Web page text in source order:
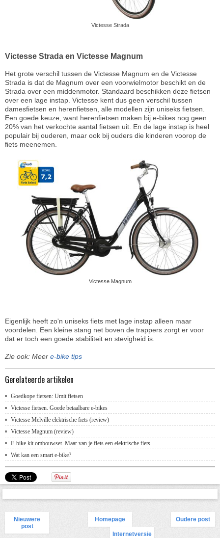
Victesse Strada
Victesse Strada en Victesse Magnum
Het grote verschil tussen de Victesse Magnum en de Victesse
Strada is dat de Magnum over een voorwielmotor beschikt en de
Strada over een middenmotor. Standaard beschikken deze fietsen
over een lage instap. Victesse kent dus geen verschil tussen
damesfietsen en herenfietsen, alle modellen zijn uniseks fietsen.
Een goede keuze, want herenfietsen maken bij e-bikes nog geen
20% van het verkochte aantal fietsen uit. En de lage instap is heel
populair bij ouderen, maar ook bij ouders die kinderen voorop de
fiets meenemen.
Victesse Magnum
Eigenlijk heeft zo'n uniseks fiets met lage instap alleen maar
voordelen. Een kleine stang net boven de trappers zorgt er voor
dat er toch een goede stabiliteit en stevigheid is.
Zie ook: Meer e-bike tips
Gerelateerde artikelen
Goedkope fietsen: Umit fietsen
Victesse fietsen. Goede betaalbare e-bikes
Victesse Melville elektrische fiets (review)
Victesse Magnum (review)
E-bike kit ombouwset. Maar van je fiets een elektrische fiets
Wat kan een smart e-bike?
Nieuwere
post
Oudere post
Homepage
Internetversie